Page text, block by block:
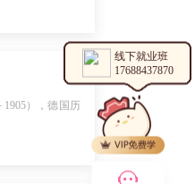
1905），德国历
线下就业班
17688437870